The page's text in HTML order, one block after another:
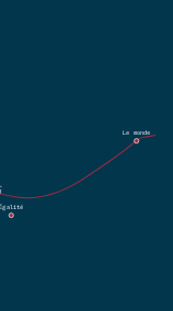
Égalité
Le monde